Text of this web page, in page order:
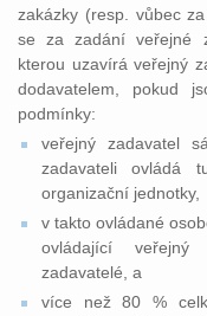
zakázky (resp. vůbec
se za zadání veřejné
kterou uzavírá veřejný
dodavatelem, pokud
podmínky:
veřejný zadavatel
zadavateli ovládá
organizační jednotky,
v takto ovládané
ovládající
zadavatelé, a
více než 80 %